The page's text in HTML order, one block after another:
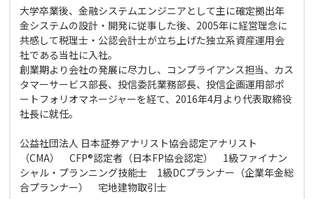
大学卒業後、金融システムエンジニアとして主に確定拠出年
金システムの設計・開発に従事した後、2005年に経営理念に
共感して税理士・公認会計士が立ち上げた独立系資産運用会
社である当社に入社。
創業期より会社の発展に尽力し、コンプライアンス担当、カス
タマーサービス部長、投信委託業務部長、投信企画運用部ポ
ートフォリオマネージャーを経て、2016年4月より代表取締役
社長に就任。
公益社団法人 日本証券アナリスト協会認定アナリスト
（CMA） CFP®認定者（日本FP協会認定） 1級ファイナン
シャル・プランニング技能士 1級DCプランナー（企業年金総
合プランナー） 宅地建物取引士